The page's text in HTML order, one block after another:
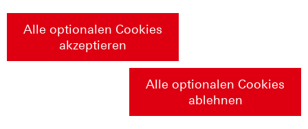
Alle optionalen Cookies
akzeptieren
Alle optionalen Cookies
ablehnen